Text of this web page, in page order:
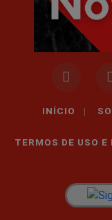
INÍCIO |
TERMOS DE USO E